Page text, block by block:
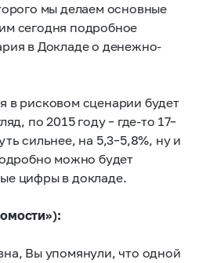
мы делаем основные
сегодня подробное
в Докладе о денежно-
в рисковом сценарии будет
по 2015 году – где-то 17–
сильнее, на 5,3–5,8%, ну и
можно будет
цифры в докладе.
Вы упомянули, что одной